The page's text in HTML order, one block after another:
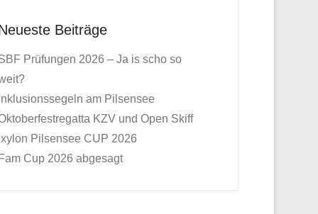
Beiträge
Prüfungen 2026 – Ja is scho so
am Pilsensee
KZV und Open Skiff
Pilsensee CUP 2026
Cup 2026 abgesagt